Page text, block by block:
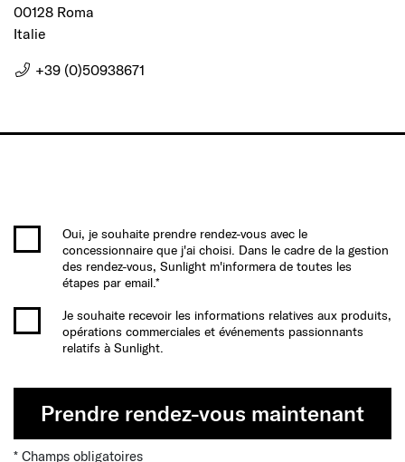
00128 Roma
Italie
+39 (0)50938671
Oui, je souhaite prendre rendez-vous avec le
concessionnaire que j'ai choisi. Dans le cadre de la gestion
des rendez-vous, Sunlight m'informera de toutes les
étapes par email.*
Je souhaite recevoir les informations relatives aux produits,
opérations commerciales et événements passionnants
relatifs à Sunlight.
Prendre rendez-vous maintenant
* Champs obligatoires